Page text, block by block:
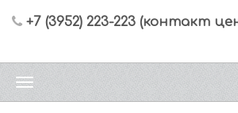
+7 (3952) 223-223 (контакт